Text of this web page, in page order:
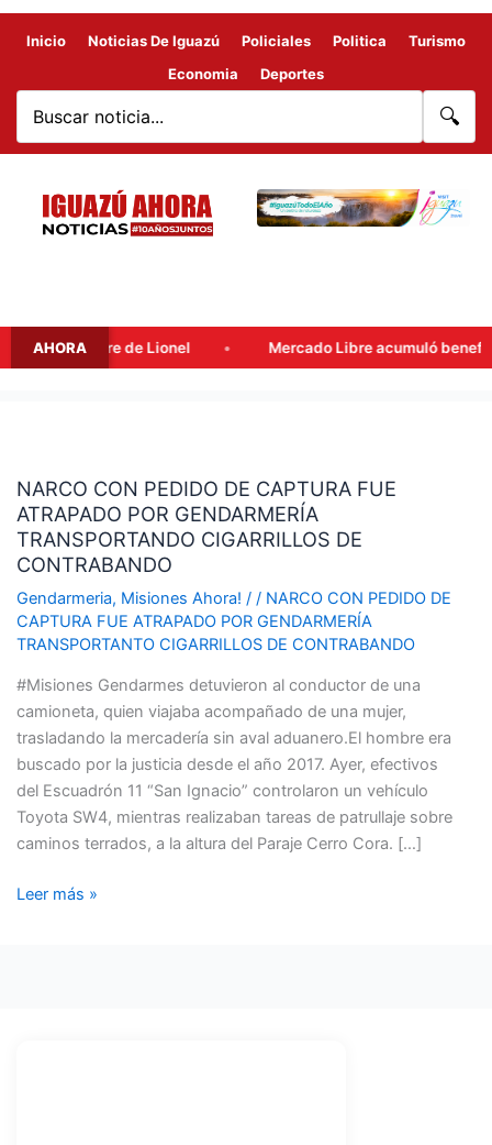
Inicio Noticias De Iguazú Policiales Politica
Turismo
Economia
Deportes
🔍
AHORA
padre de Lionel Mercado Libre acumuló beneficios
NARCO CON PEDIDO DE CAPTURA FUE
ATRAPADO POR GENDARMERÍA
TRANSPORTANDO CIGARRILLOS DE
CONTRABANDO
Gendarmeria, Misiones Ahora! / / NARCO CON PEDIDO DE
CAPTURA FUE ATRAPADO POR GENDARMERÍA
TRANSPORTANTO CIGARRILLOS DE CONTRABANDO
#Misiones Gendarmes detuvieron al conductor de una
camioneta, quien viajaba acompañado de una mujer,
trasladando la mercadería sin aval aduanero.El hombre era
buscado por la justicia desde el año 2017. Ayer, efectivos
del Escuadrón 11 “San Ignacio” controlaron un vehículo
Toyota SW4, mientras realizaban tareas de patrullaje sobre
caminos terrados, a la altura del Paraje Cerro Cora. […]
PEDIDO
DE
CAPTURA
FUE
ATRAPADO
POR
GENDARMERÍA
TRANSPORTANDO
CIGARRILLOS
DE
CONTRABANDO
Leer más »